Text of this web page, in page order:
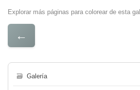
Explorar más páginas para colorear de esta
←
🗃 Galería